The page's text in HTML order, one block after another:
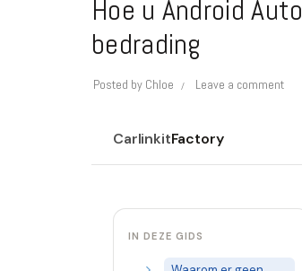
Hoe u Android
bedrading
Posted by Chloe Leave a comment
CarlinkitFactory
IN DEZE GIDS